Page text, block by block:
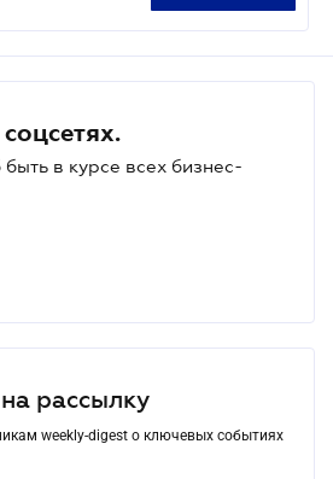
в курсе всех бизнес-
рассылку
weekly-digest о ключевых событиях